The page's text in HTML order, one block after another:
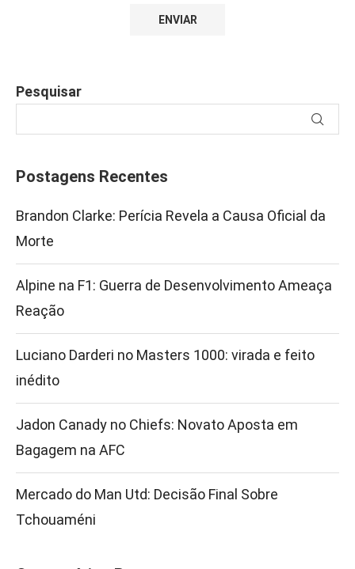
Pesquisar
Postagens Recentes
Brandon Clarke: Perícia Revela a Causa Oficial da
Morte
Alpine na F1: Guerra de Desenvolvimento Ameaça
Reação
Luciano Darderi no Masters 1000: virada e feito
inédito
Jadon Canady no Chiefs: Novato Aposta em
Bagagem na AFC
Mercado do Man Utd: Decisão Final Sobre
Tchouaméni